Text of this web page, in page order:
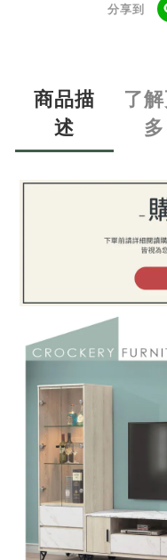
分享到
商品描
述
了
多